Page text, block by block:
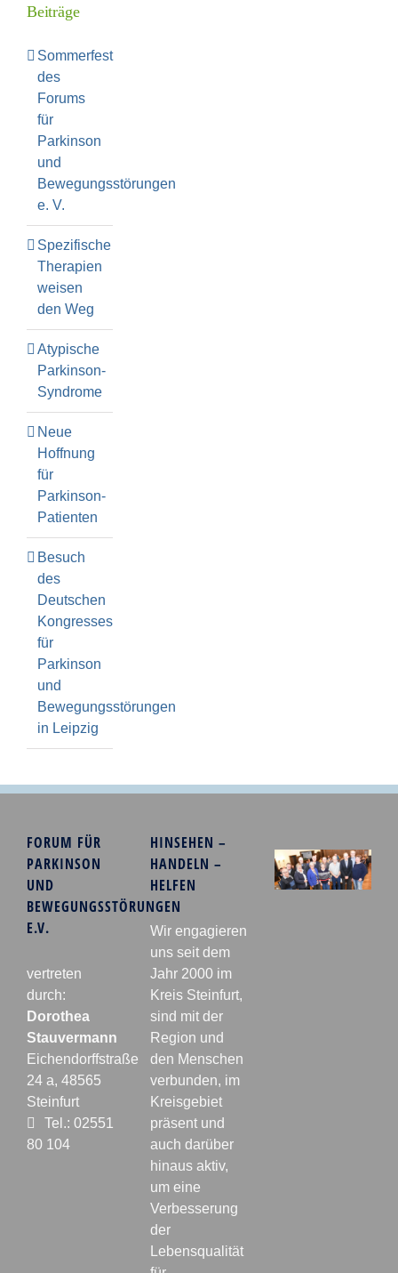
Beiträge
Sommerfest
des
Forums
für
Parkinson
und
Bewegungsstörungen
e. V.
Spezifische
Therapien
weisen
den Weg
Atypische
Parkinson-
Syndrome
Neue
Hoffnung
für
Parkinson-
Patienten
Besuch
des
Deutschen
Kongresses
für
Parkinson
und
Bewegungsstörungen
in Leipzig
FORUM FÜR
PARKINSON
UND
BEWEGUNGSSTÖRUNGEN
E.V.
vertreten
durch:
Dorothea
Stauvermann
Eichendorffstraße
24 a, 48565
Steinfurt
Tel.: 02551
80 104
HINSEHEN –
HANDELN –
HELFEN
Wir engagieren
uns seit dem
Jahr 2000 im
Kreis Steinfurt,
sind mit der
Region und
den Menschen
verbunden, im
Kreisgebiet
präsent und
auch darüber
hinaus aktiv,
um eine
Verbesserung
der
Lebensqualität